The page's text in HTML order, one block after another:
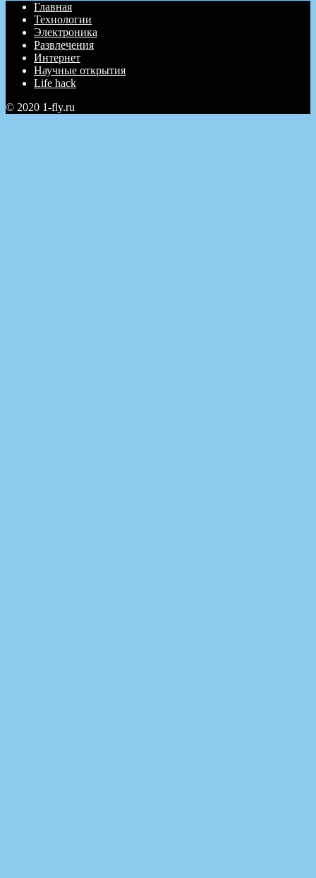
Главная
Технологии
Электроника
Развлечения
Интернет
Научные открытия
Life hack
© 2020 1-fly.ru